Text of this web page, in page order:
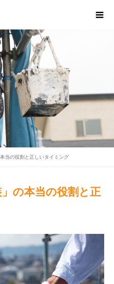
当の役割と正しいタイミング
の本当の役割と正